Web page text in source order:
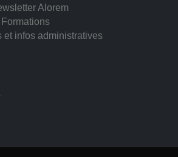
Alorem
et infos administratives